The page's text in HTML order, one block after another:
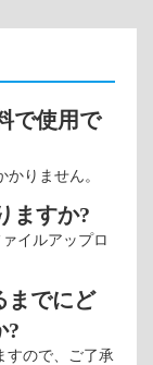
で使用で
りません。
ますか?
イルアップロ
までにど
?
すので、ご了承